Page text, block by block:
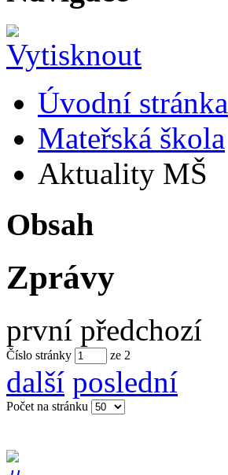
Úvodní stránka
Mateřská škola
Aktuality MŠ
Obsah
Zprávy
první předchozí
Číslo stránky ze 2
další poslední
Počet na stránku